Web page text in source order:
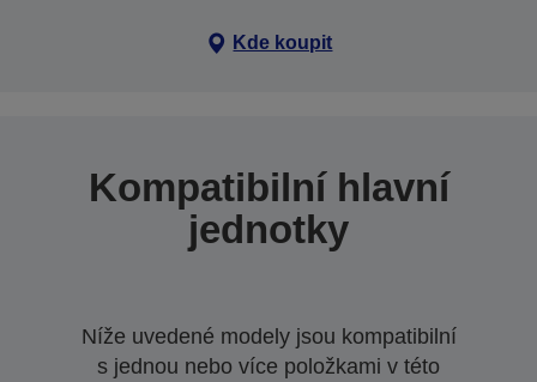
Kde koupit
Kompatibilní hlavní
jednotky
Níže uvedené modely jsou kompatibilní
s jednou nebo více položkami v této